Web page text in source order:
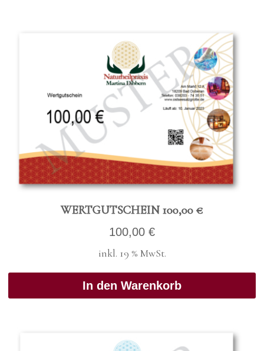
WERT­GUT­SCHEIN 100,00 €
100,00 €
inkl. 19 % MwSt.
In den Warenkorb